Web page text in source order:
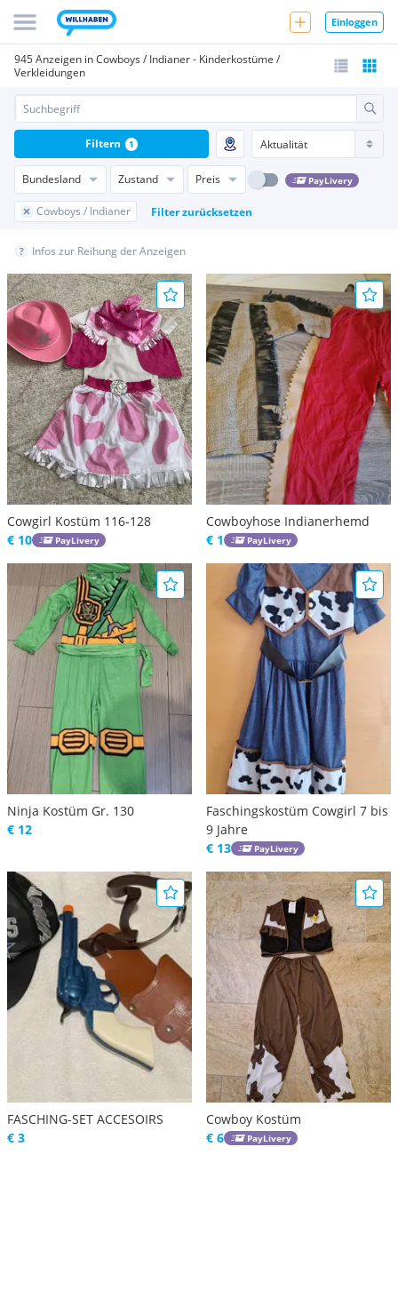
Einloggen
945 Anzeigen in Cowboys / Indianer - Kinderkostüme /
Verkleidungen
Bundesland Zustand Preis PayLivery
Cowboys / Indianer Filter zurücksetzen
Filtern 1
Infos zur Reihung der Anzeigen
Cowgirl Kostüm 116-128
€ 10
PayLivery
Cowboyhose Indianerhemd
€ 1
PayLivery
Ninja Kostüm Gr. 130
€ 12
Faschingskostüm Cowgirl 7 bis
9 Jahre
€ 13
PayLivery
FASCHING-SET ACCESOIRS
€ 3
Cowboy Kostüm
€ 6
PayLivery